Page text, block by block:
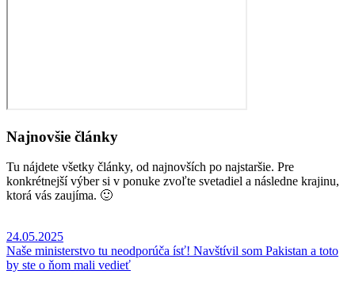
Najnovšie články
Tu nájdete všetky články, od najnovších po najstaršie. Pre
konkrétnejší výber si v ponuke zvoľte svetadiel a následne krajinu,
ktorá vás zaujíma. 🙂
24.05.2025
Naše ministerstvo tu neodporúča ísť! Navštívil som Pakistan a toto
by ste o ňom mali vedieť